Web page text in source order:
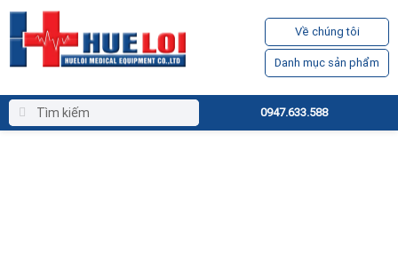
Về chúng tôi
Danh mục sản phẩm
0947.633.588